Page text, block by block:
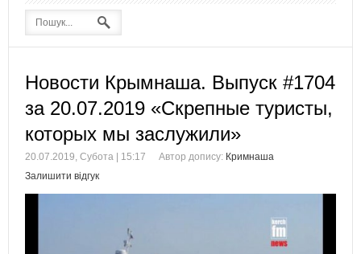
Новости Крымнаша. Выпуск #1704
за 20.07.2019 «Скрепные туристы,
которых мы заслужили»
20.07.2019, Субота | 15:17 Автор допису: Кримнаша
Залишити відгук